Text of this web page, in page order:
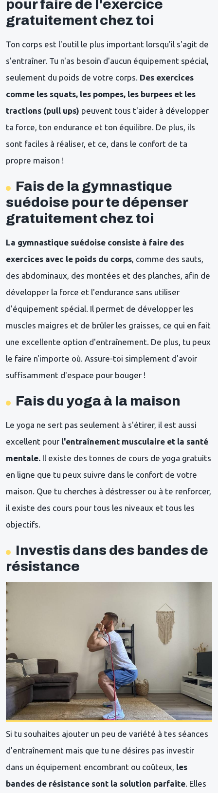
pour faire de l'exercice
gratuitement chez toi
Ton corps est l'outil le plus important lorsqu'il s'agit de
s'entraîner. Tu n'as besoin d'aucun équipement spécial,
seulement du poids de votre corps. Des exercices
comme les squats, les pompes, les burpees et les
tractions (pull ups) peuvent tous t'aider à développer
ta force, ton endurance et ton équilibre. De plus, ils
sont faciles à réaliser, et ce, dans le confort de ta
propre maison !
Fais de la gymnastique
suédoise pour te dépenser
gratuitement chez toi
La gymnastique suédoise consiste à faire des
exercices avec le poids du corps, comme des sauts,
des abdominaux, des montées et des planches, afin de
développer la force et l'endurance sans utiliser
d'équipement spécial. Il permet de développer les
muscles maigres et de brûler les graisses, ce qui en fait
une excellente option d'entraînement. De plus, tu peux
le faire n'importe où. Assure-toi simplement d'avoir
suffisamment d'espace pour bouger !
Fais du yoga à la maison
Le yoga ne sert pas seulement à s'étirer, il est aussi
excellent pour l'entraînement musculaire et la santé
mentale. Il existe des tonnes de cours de yoga gratuits
en ligne que tu peux suivre dans le confort de votre
maison. Que tu cherches à déstresser ou à te renforcer,
il existe des cours pour tous les niveaux et tous les
objectifs.
Investis dans des bandes de
résistance
Si tu souhaites ajouter un peu de variété à tes séances
d'entraînement mais que tu ne désires pas investir
dans un équipement encombrant ou coûteux, les
bandes de résistance sont la solution parfaite . Elles